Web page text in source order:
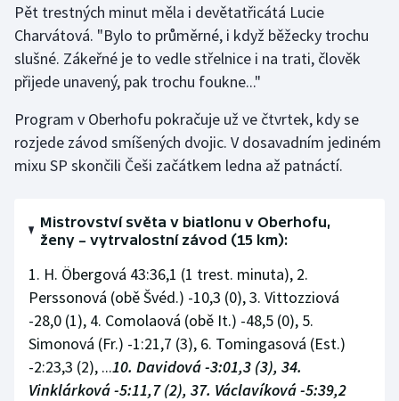
Pět trestných minut měla i devětatřicátá Lucie
Charvátová. "Bylo to průměrné, i když běžecky trochu
slušné. Zákeřné je to vedle střelnice i na trati, člověk
přijede unavený, pak trochu foukne..."
Program v Oberhofu pokračuje už ve čtvrtek, kdy se
rozjede závod smíšených dvojic. V dosavadním jediném
mixu SP skončili Češi začátkem ledna až patnáctí.
Mistrovství světa v biatlonu v Oberhofu,
ženy – vytrvalostní závod (15 km):
1. H. Öbergová 43:36,1 (1 trest. minuta), 2.
Perssonová (obě Švéd.) -10,3 (0), 3. Vittozziová
-28,0 (1), 4. Comolaová (obě It.) -48,5 (0), 5.
Simonová (Fr.) -1:21,7 (3), 6. Tomingasová (Est.)
-2:23,3 (2), ...10. Davidová -3:01,3 (3), 34.
Vinklárková -5:11,7 (2), 37. Václavíková -5:39,2